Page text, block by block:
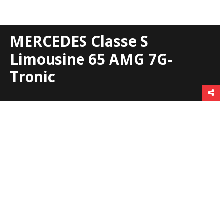
MERCEDES Classe S
Limousine 65 AMG 7G-
Tronic